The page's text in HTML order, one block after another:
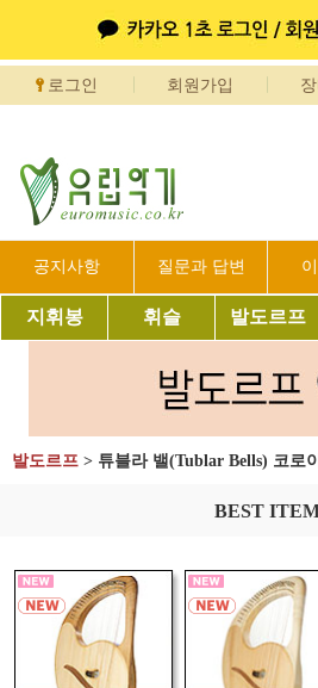
로그인 회원가입
공지사항 질문과 답변
지휘봉 휘슬 발도르프
발도르프 > 튜블라 밸(Tublar Bells) 코로
BEST